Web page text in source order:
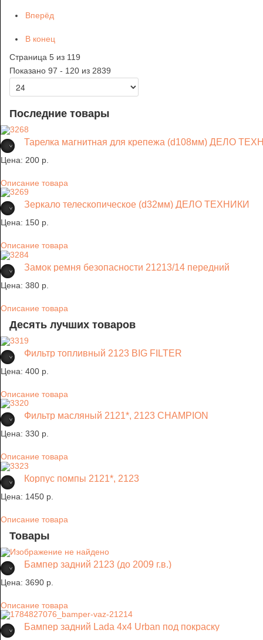
Вперёд
В конец
Страница 5 из 119
Показано 97 - 120 из 2839
Последние товары
Тарелка магнитная для крепежа (d108мм) ДЕЛО
Цена: 200 p.
Описание товара
Зеркало телескопическое (d32мм) ДЕЛО ТЕХНИКИ
Цена: 150 p.
Описание товара
Замок ремня безопасности 21213/14 передний
Цена: 380 p.
Описание товара
Десять лучших товаров
Фильтр топливный 2123 BIG FILTER
Цена: 400 p.
Описание товара
Фильтр масляный 2121*, 2123 CHAMPION
Цена: 330 p.
Описание товара
Корпус помпы 2121*, 2123
Цена: 1450 p.
Описание товара
Товары
Бампер задний 2123 (до 2009 г.в.)
Цена: 3690 p.
Описание товара
Бампер задний Lada 4х4 Urban под покраску